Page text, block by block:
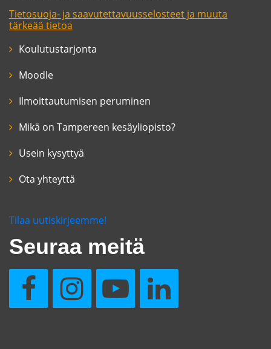
Tietosuoja- ja saavutettavuusselosteet ja muuta
tärkeää tietoa
Koulutustarjonta
Moodle
Ilmoittautumisen peruminen
Mikä on Tampereen kesäyliopisto?
Usein kysyttyä
Ota yhteyttä
Tilaa uutiskirjeemme!
Seuraa meitä